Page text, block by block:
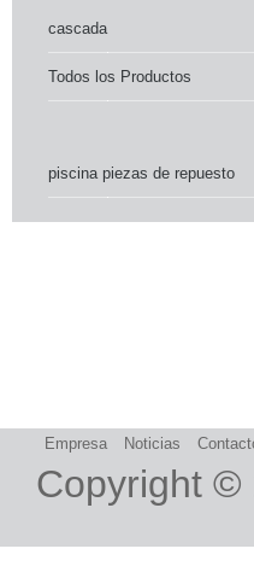
cascada
Todos los Productos
piscina piezas de repuesto
Empresa Noticias
Copyright ©